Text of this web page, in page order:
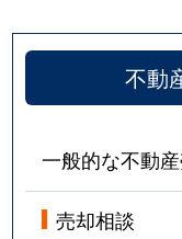
不動
一般的な不動
売却相談